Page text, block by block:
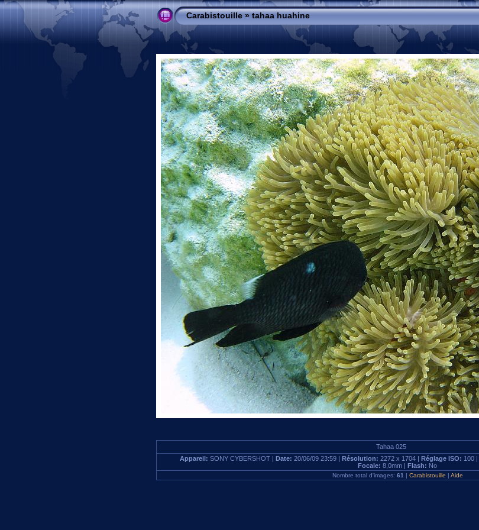
Carabistouille»tahaa huahine
Tahaa 025
Appareil: SONY CYBERSHOT | Date: 20/06/09 23:59 | Résolution: 2272 x 1704 | Réglage ISO: 100 |
Focale: 8,0mm | Flash: No
Nombre total d'images: 61 | Carabistouille | Aide